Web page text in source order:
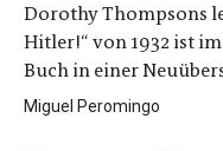
Dorothy Thompsons
Hitler!“ von 1932 ist
Buch in einer
Miguel Peromingo